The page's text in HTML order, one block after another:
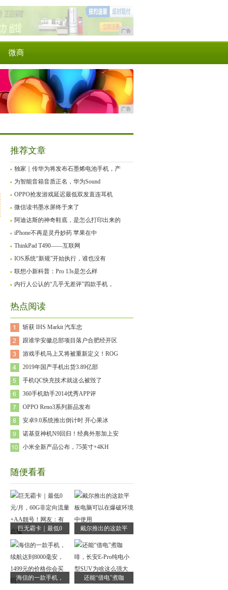
广告
微商
广告
推荐文章
独家｜传华为将发布石墨烯电池手机，产
为智能音箱音质正名，华为Sound
OPPO抢发游戏延迟最低双发直连耳机
微信读书墨水屏终于来了
阿迪达斯的神奇鞋底，是怎么打印出来的
iPhone不再是灵丹妙药 苹果在中
ThinkPad T490——互联网
IOS系统“新规”开始执行，谁也没有
联想小新科普：Pro 13s是怎么样
内行人公认的“几乎无差评”四款手机，
热点阅读
斩获 IHS Markit 汽车忠
跟谁学安徽总部项目落户合肥经开区
游戏手机马上又将被重新定义！ROG
2019年国产手机出货3.89亿部
手机QC快充技术就这么被毁了
360手机助手2014优秀APP评
OPPO Reno3系列新品发布
安卓9.0系统推出倒计时 开心果冰
诺基亚神机N9回归！经典外形加上安
小米全新产品公布，75英寸+4KH
随便看看
巨无霸卡｜最低0 戴尔推出的这款平
海信的一款手机， 还能“借电”煮咖